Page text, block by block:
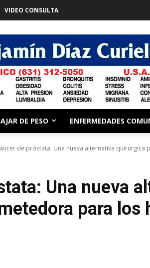
VIDEO CONSULTA
DE PESO ENFERMEDADES
de próstata: Una nueva alternativa
Una nueva
para los